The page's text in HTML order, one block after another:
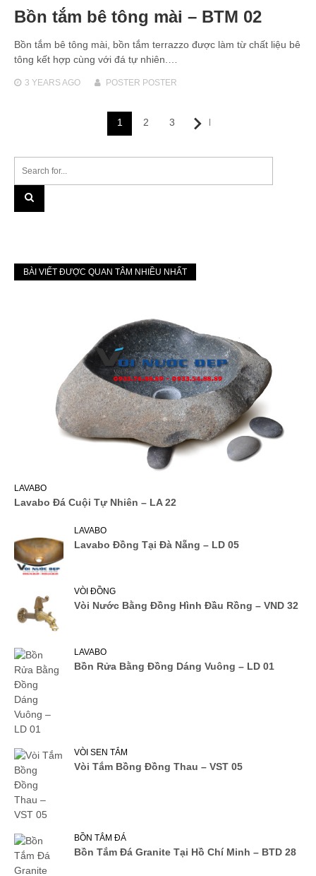
Bồn tắm bê tông mài – BTM 02
Bồn tắm bê tông mài, bồn tắm terrazzo được làm từ chất liệu bê
tông kết hợp cùng với đá tự nhiên.…
3 YEARSAGO POSTER POSTER
1 2 3 Next
BÀI VIẾT ĐƯỢC QUAN TÂM NHIỀU NHẤT
LAVABO
Lavabo Đá Cuội Tự Nhiên – LA 22
LAVABO
Lavabo Đồng Tại Đà Nẵng – LD 05
VÒI ĐỒNG
Vòi Nước Bằng Đồng Hình Đầu Rồng – VND 32
LAVABO
Bồn Rửa Bằng Đồng Dáng Vuông – LD 01
VÒI SEN TẮM
Vòi Tắm Bồng Đồng Thau – VST 05
BỒN TẮM ĐÁ
Bồn Tắm Đá Granite Tại Hồ Chí Minh – BTD 28